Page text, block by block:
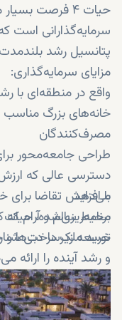
حیات ۴ فرصت
سرمایه‌گذارانی است
پتانسیل رشد
مزایای سرمایه‌گذاری:
واقع در منطقه‌ای با
خانه‌های بزرگ مناسب
مصرف‌کنندگان
طراحی جامعه‌محور
دسترسی عالی که
می‌دهد
محیط سالم و آرام که
توسعه زیرساخت‌ها
با افزایش تقاضا
خرید ملک در دبی
و رشد آینده را ارائه